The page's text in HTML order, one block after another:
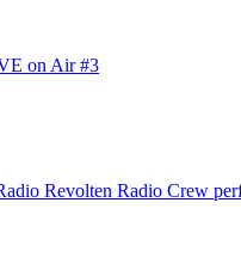
on Air #3
Revolten Radio Crew